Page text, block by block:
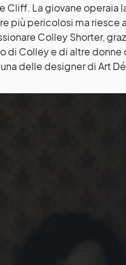
Cliff. La giovane operaia
più pericolosi ma riesce
Colley Shorter,
di Colley e di altre donne
delle designer di Art